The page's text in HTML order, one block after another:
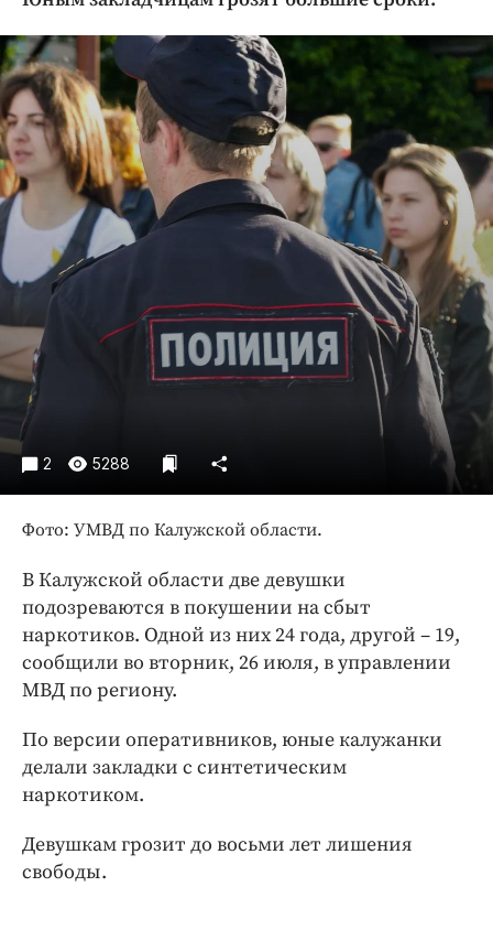
Криминал
Культура
Недвижимость и ЖКХ
Образование
Общество
Погода
Праздники
Происшествия
Спорт
Экономика и бизнес
ПРОЕКТЫ
Медиаперсона
Интересное чтиво
Клиника года
Бренд года
Работодатель года
2 5288
Фото: УМВД по Калужской области.
В Калужской области две девушки
подозреваются в покушении на сбыт
наркотиков. Одной из них 24 года, другой – 19,
сообщили во вторник, 26 июля, в управлении
МВД по региону.
По версии оперативников, юные калужанки
делали закладки с синтетическим
наркотиком.
Девушкам грозит до восьми лет лишения
свободы.